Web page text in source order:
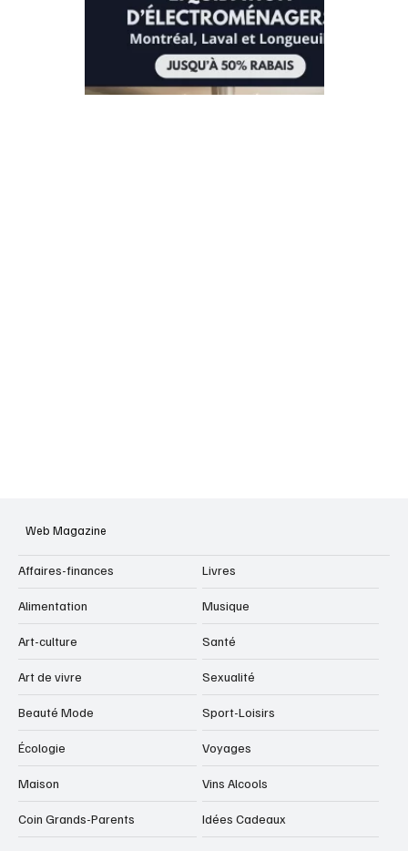
Web Magazine
Affaires-finances
Alimentation
Art-culture
Art de vivre
Beauté Mode
Écologie
Maison
Coin Grands-Parents
Livres
Musique
Santé
Sexualité
Sport-Loisirs
Voyages
Vins Alcools
Idées Cadeaux